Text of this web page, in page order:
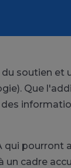
soutien et
Que
qui
un cadre